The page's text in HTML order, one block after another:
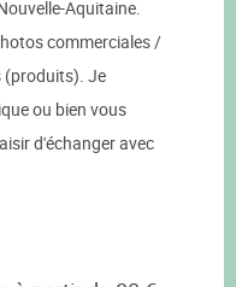
Aquitaine.
commerciales /
(produits). Je
ou bien vous
d'échanger avec